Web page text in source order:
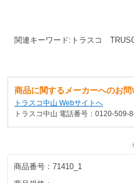
関連キーワード:トラスコ
商品に関するメーカーへのお問
トラスコ中山 Webサイトへ
トラスコ中山 電話番号：0120-509-
商品番号： 71410_1